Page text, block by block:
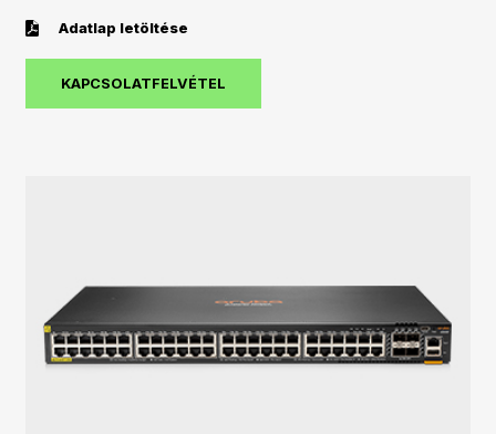
Adatlap letöltése
KAPCSOLATFELVÉTEL